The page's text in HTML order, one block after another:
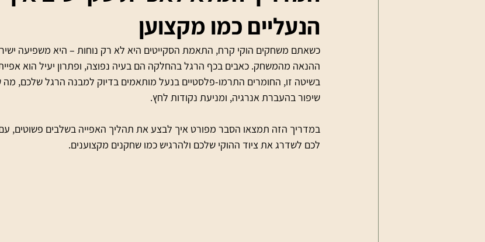
הנעליים כמו מקצוען
כשאתם משחקים הוקי קרח, התאמת הסקייטים היא לא רק נוחות – היא משפיעה
בשיטה זו, החומרים התרמו-פלסטיים בנעל מותאמים בדיוק למבנה הרגל שלכם, מה
שיפור בהעברת אנרגיה, ומניעת נקודות לחץ.
במדריך הזה תמצאו הסבר מפורט איך לבצע את תהליך האפייה בשלבים פשוטים, עם
לכם לשדרג את ציוד ההוקי שלכם ולהרגיש כמו שחקנים מקצוענים.